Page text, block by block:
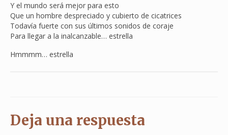
Y el mundo será mejor para esto
Que un hombre despreciado y cubierto de cicatrices
Todavía fuerte con sus últimos sonidos de coraje
Para llegar a la inalcanzable… estrella
Hmmmm… estrella
Deja una respuesta